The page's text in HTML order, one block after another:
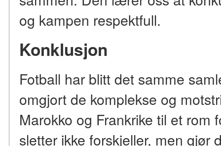
og kampen respektfull.
Konklusjon
Fotball har blitt det samme
omgjort de komplekse og
Marokko og Frankrike til et rom
sletter ikke forskjeller, men gjør